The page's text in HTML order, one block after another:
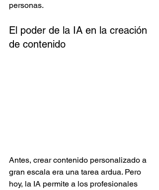
personas.
El poder de la IA en la creación
de contenido
Antes, crear contenido personalizado a
gran escala era una tarea ardua. Pero
hoy, la IA permite a los profesionales